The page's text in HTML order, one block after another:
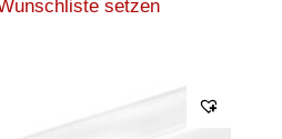
setzen